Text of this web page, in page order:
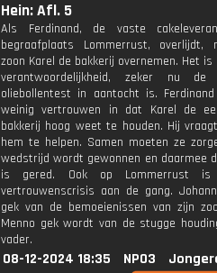
Hein: Afl. 5
Als Ferdinand, de vaste
begraafplaats Lommerrust, overlijdt,
zoon Karel de bakkerij overnemen. Het
verantwoordelijkheid, zeker nu de
oliebollentest in aantocht is.
weinig vertrouwen in dat Karel de
bakkerij hoog weet te houden. Hij
hem te helpen. Samen moeten ze
wedstrijd wordt gewonnen en daarmee
is gered. Ook op Lommerrust
vertrouwenscrisis aan de gang.
gek van de bemoeienissen van zijn
Menno gek wordt van de stugge
vader.
08-12-2024 18:35 NPO3